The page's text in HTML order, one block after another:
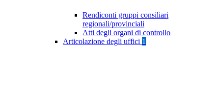
Rendiconti gruppi consiliari
regionali/provinciali
Atti degli organi di controllo
Articolazione degli uffici 1